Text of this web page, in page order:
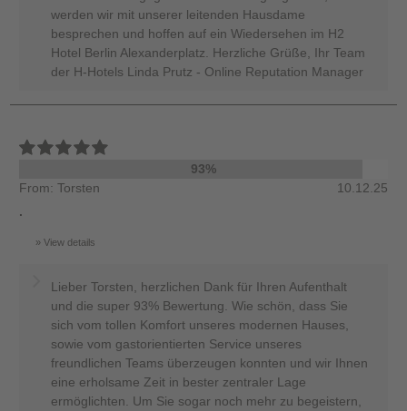
werden wir mit unserer leitenden Hausdame
besprechen und hoffen auf ein Wiedersehen im H2
Hotel Berlin Alexanderplatz. Herzliche Grüße, Ihr Team
der H-Hotels Linda Prutz - Online Reputation Manager
93%
From: Torsten
10.12.25
.
View details
Lieber Torsten, herzlichen Dank für Ihren Aufenthalt
und die super 93% Bewertung. Wie schön, dass Sie
sich vom tollen Komfort unseres modernen Hauses,
sowie vom gastorientierten Service unseres
freundlichen Teams überzeugen konnten und wir Ihnen
eine erholsame Zeit in bester zentraler Lage
ermöglichten. Um Sie sogar noch mehr zu begeistern,